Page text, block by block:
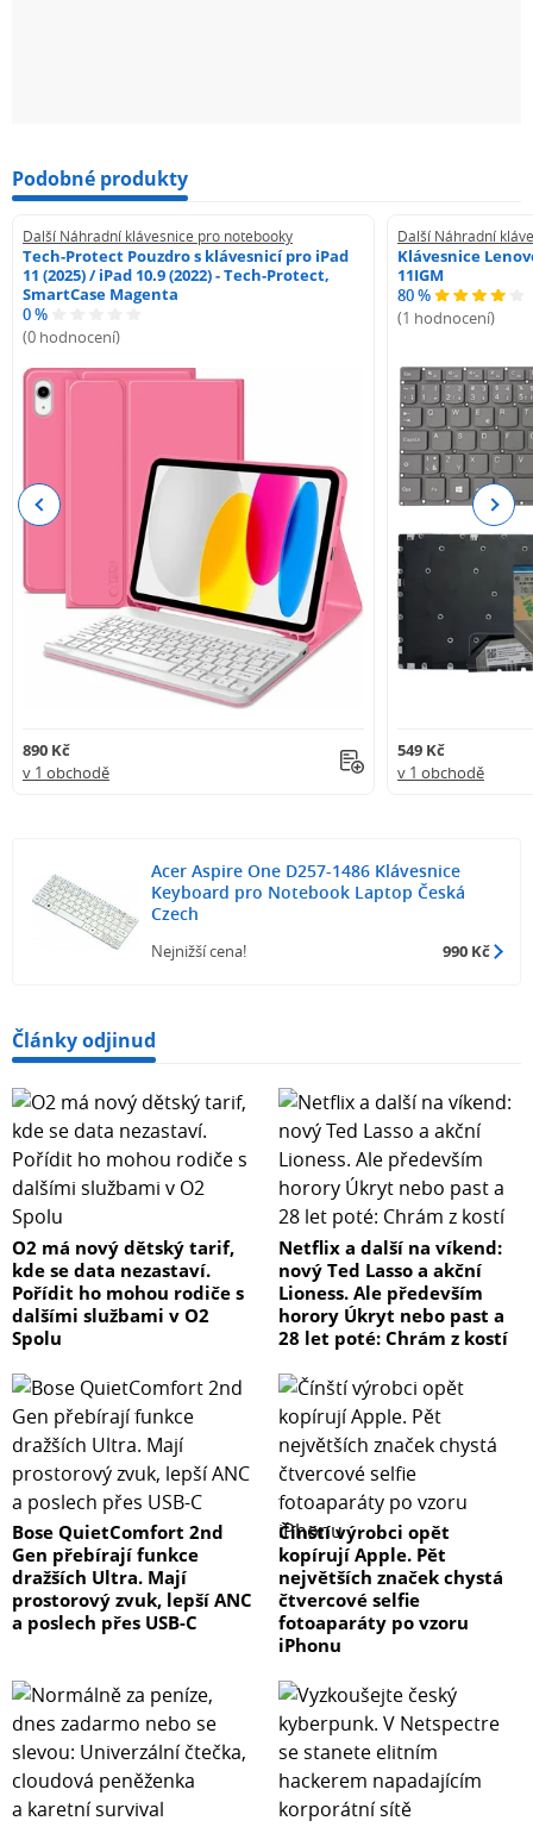
Podobné produkty
Další Náhradní klávesnice pro notebooky
Tech-Protect Pouzdro s klávesnicí pro iPad
11 (2025) / iPad 10.9 (2022) - Tech-Protect,
SmartCase Magenta
0 %
(0 hodnocení)
890 Kč
v 1 obchodě
Další Náhradní
Klávesnice
11IGM
80 %
(1 hodnocení)
549 Kč
v 1 obchodě
Previous Next
Acer Aspire One D257-1486 Klávesnice
Keyboard pro Notebook Laptop Česká
Czech
Nejnižší cena! 990 Kč
Články odjinud
O2 má nový dětský tarif,
kde se data nezastaví.
Pořídit ho mohou rodiče s
dalšími službami v O2
Spolu
Netflix a další na víkend:
nový Ted Lasso a akční
Lioness. Ale především
horory Úkryt nebo past a
28 let poté: Chrám z kostí
Bose QuietComfort 2nd
Gen přebírají funkce
dražších Ultra. Mají
prostorový zvuk, lepší ANC
a poslech přes USB-C
Čínští výrobci opět
kopírují Apple. Pět
největších značek chystá
čtvercové selfie
fotoaparáty po vzoru
iPhonu